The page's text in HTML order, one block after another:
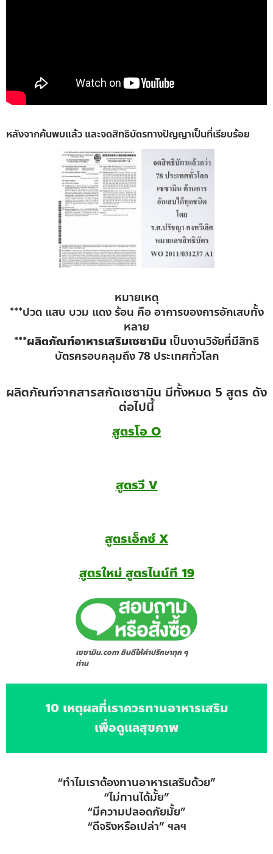
หลังจากค้นพบแล้ว และจดสิทธิบัตรทางปัญญาเป็นที่เรียบร้อย
หมายเหตุ
***ปวด แสบ บวม แดง ร้อน คือ อาการของการอักเสบทั้ง
หลาย
***ผลิตภัณฑ์อาหารเสริมเซซามิน เป็นงานวิจัยที่มีสิทธิ
บัตรครอบคลุมถึง 78 ประเทศทั่วโลก
ผลิตภัณฑ์จากสารสกัดเซซามิน มีทั้งหมด 5 สูตร ดัง
ต่อไปนี้
สูตรโอ O
สูตรวี V
สูตรเอ็กซ์ X
สูตรใหม่ สูตรไนน์ที 19
เซซามิน.com ยินดีให้คำปรึกษาทุก ๆ
ท่าน
10 เหตุผลที่เราควรทานอาหารเสริม
เพื่อดูแลสุขภาพ
“ทำไมเราต้องทานอาหารเสริมด้วย”
“ไม่ทานได้มั้ย”
“มีความปลอดภัยมั้ย”
“ดีจริงหรือเปล่า” ฯลฯ